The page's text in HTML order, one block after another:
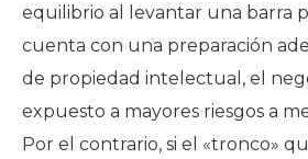
equilibrio al levantar una barra
cuenta con una preparación
de propiedad intelectual, el
expuesto a mayores riesgos a
Por el contrario, si el «tronco»